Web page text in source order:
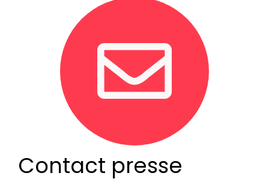
Contact presse